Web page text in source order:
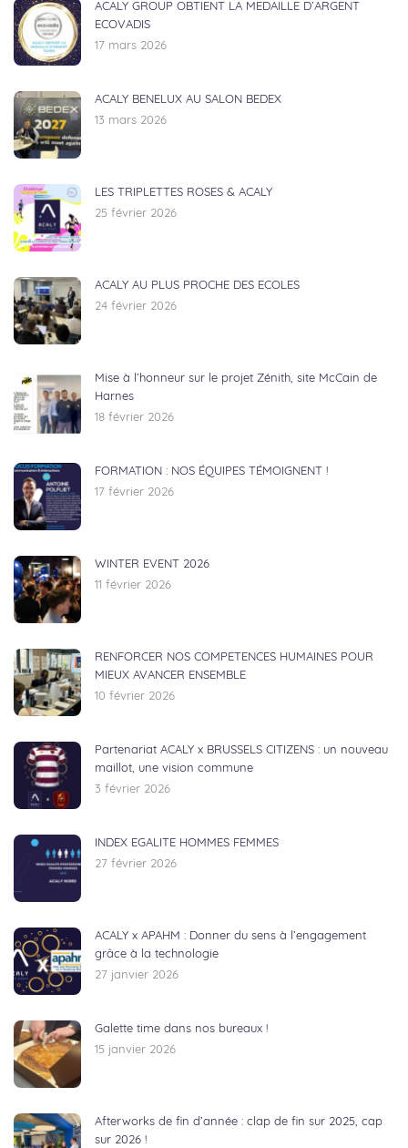
ACALY GROUP OBTIENT LA MEDAILLE D’ARGENT
ECOVADIS
17 mars 2026
ACALY BENELUX AU SALON BEDEX
13 mars 2026
LES TRIPLETTES ROSES & ACALY
25 février 2026
ACALY AU PLUS PROCHE DES ECOLES
24 février 2026
Mise à l’honneur sur le projet Zénith, site McCain de
Harnes
18 février 2026
FORMATION : NOS ÉQUIPES TÉMOIGNENT !
17 février 2026
WINTER EVENT 2026
11 février 2026
RENFORCER NOS COMPETENCES HUMAINES POUR
MIEUX AVANCER ENSEMBLE
10 février 2026
Partenariat ACALY x BRUSSELS CITIZENS : un nouveau
maillot, une vision commune
3 février 2026
INDEX EGALITE HOMMES FEMMES
27 février 2026
ACALY x APAHM : Donner du sens à l’engagement
grâce à la technologie
27 janvier 2026
Galette time dans nos bureaux !
15 janvier 2026
Afterworks de fin d’année : clap de fin sur 2025, cap
sur 2026 !